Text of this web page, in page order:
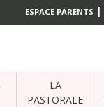
ESPACE PARENTS |
LA
PASTORALE